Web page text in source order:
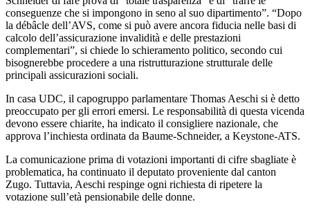
conseguenze che si impongono in seno al suo dipartimento”. “Dopo
la débâcle dell’AVS, come si può avere ancora fiducia nelle basi di
calcolo dell’assicurazione invalidità e delle prestazioni
complementari”, si chiede lo schieramento politico, secondo cui
bisognerebbe procedere a una ristrutturazione strutturale delle
principali assicurazioni sociali.
In casa UDC, il capogruppo parlamentare Thomas Aeschi si è detto
preoccupato per gli errori emersi. Le responsabilità di questa vicenda
devono essere chiarite, ha indicato il consigliere nazionale, che
approva l’inchiesta ordinata da Baume-Schneider, a Keystone-ATS.
La comunicazione prima di votazioni importanti di cifre sbagliate è
problematica, ha continuato il deputato proveniente dal canton
Zugo. Tuttavia, Aeschi respinge ogni richiesta di ripetere la
votazione sull’età pensionabile delle donne.